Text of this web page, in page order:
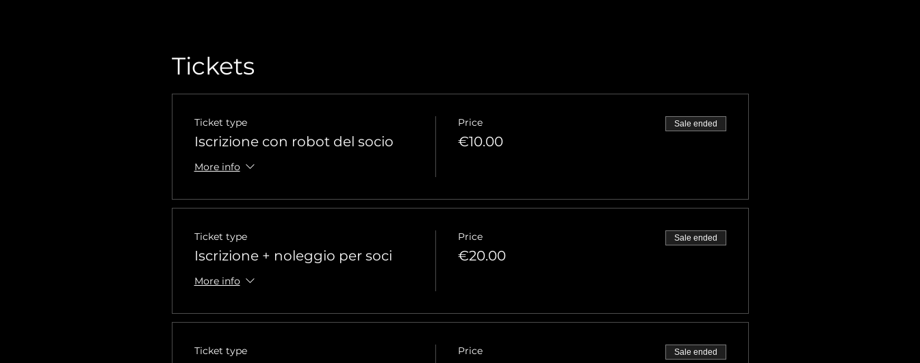
Tickets
Ticket type
Iscrizione con robot del socio
More info
Price
€10.00
Sale ended
Ticket type
Iscrizione + noleggio per soci
More info
Price
€20.00
Sale ended
Ticket type Price Sale ended